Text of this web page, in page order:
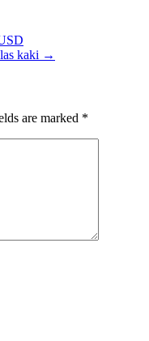
kaki →
are marked *